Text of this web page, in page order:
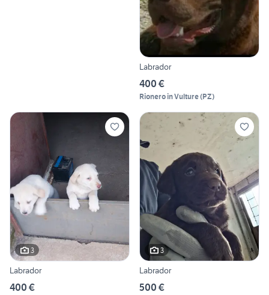
Labrador
400 €
Rionero in Vulture(PZ)
3
Labrador
400 €
3
Labrador
500 €